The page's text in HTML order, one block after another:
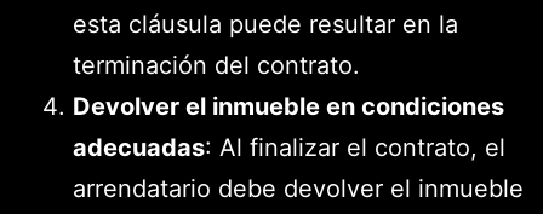
esta cláusula puede resultar en la
terminación del contrato.
Devolver el inmueble en condiciones
adecuadas: Al finalizar el contrato, el
arrendatario debe devolver el inmueble